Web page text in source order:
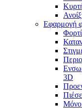
Εφαρμογή
3D
Μόνο